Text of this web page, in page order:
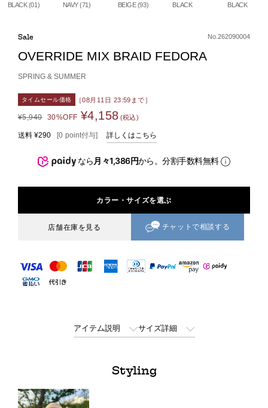
BLACK (01) NAVY (71) BEIGE (93) BLACK BLACK
Sale No.262090004
OVERRIDE MIX BRAID FEDORA
SPRING & SUMMER
タイムセール価格 ［08月11日 23:59まで］
¥5,940 30%OFF ¥4,158 (税込)
送料 ¥290 [0 point付与] 詳しくはこちら
なら月々1,386円から。分割手数料無料
カラー・サイズを選ぶ
店舗在庫を見る チャットで相談する
アイテム説明 サイズ詳細
Styling